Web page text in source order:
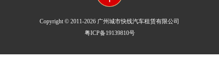
Copyright © 2011-2026 广州城市快线汽车租赁有限公司
粤ICP备19139810号